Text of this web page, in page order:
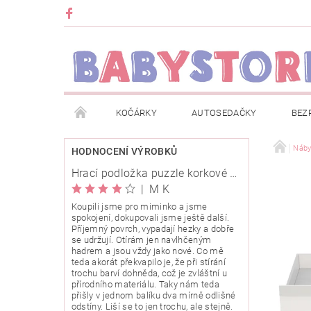
KOČÁRKY AUTOSEDAČKY
METRÁŽ ZNAČKY ROZBALENO NEBO
OBCHODNÍ PODMÍNKY
O NÁS KARIERA KLUB BABYSTORE
HODNOCENÍ VÝROBKŮ
Hrací podložka puzzle korkové 120x120cm
| M K
Koupili jsme pro miminko a jsme
spokojení, dokupovali jsme ještě další.
Příjemný povrch, vypadají hezky a dobře
se udržují. Otírám jen navlhčeným
hadrem a jsou vždy jako nové. Co mě
teda akorát překvapilo je, že při stírání
trochu barví dohněda, což je zvláštní u
přírodního materiálu. Taky nám teda
přišly v jednom balíku dva mírně odlišné
odstíny. Liší se to jen trochu, ale stejně.